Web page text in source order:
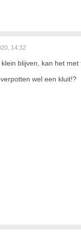
14:32
blijven, kan het
wel een kluit!?